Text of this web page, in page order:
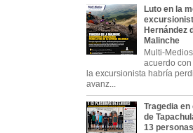
Luto en la
Hernández
Malinche
Multi-
acuerdo
la excursionista habría
avanz...
Tragedia
de
13